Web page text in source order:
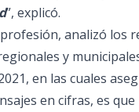
”, explicó.
analizó los
y
en las cuales
en cifras, es